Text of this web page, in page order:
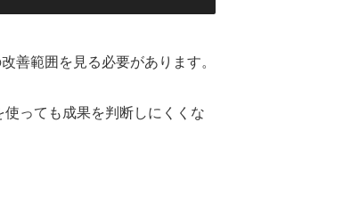
善範囲を見る必要があります。
っても成果を判断しにくくな